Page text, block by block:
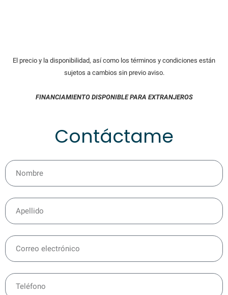
El precio y la disponibilidad, así como los términos y condiciones están
sujetos a cambios sin previo aviso.
FINANCIAMIENTO DISPONIBLE PARA EXTRANJEROS
Contáctame